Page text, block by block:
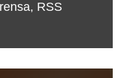
, RSS